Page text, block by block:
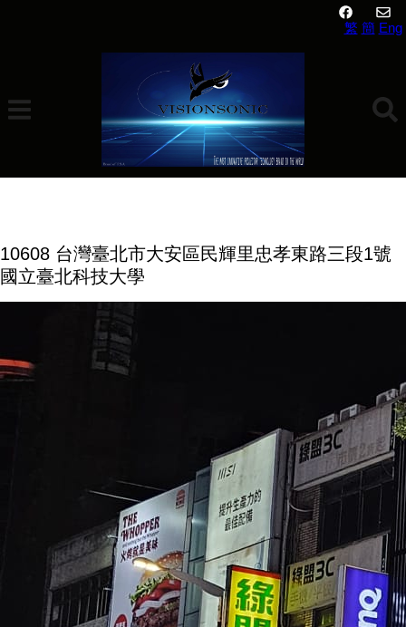
繁 簡 Eng
10608 台灣臺北市大安區民輝里忠孝東路三段1號
國立臺北科技大學